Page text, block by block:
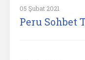
05 Şubat 2021
Peru Sohbet